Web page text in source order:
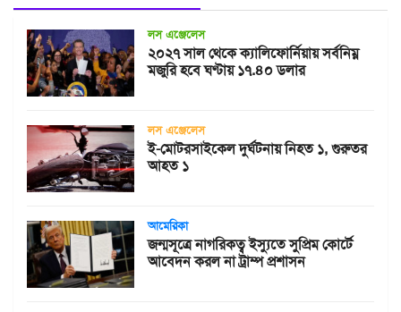
লস এঞ্জেলেস
২০২৭ সাল থেকে ক্যালিফোর্নিয়ায় সর্বনিম্ন
মজুরি হবে ঘণ্টায় ১৭.৪০ ডলার
লস এঞ্জেলেস
ই-মোটরসাইকেল দুর্ঘটনায় নিহত ১, গুরুতর
আহত ১
আমেরিকা
জন্মসূত্রে নাগরিকত্ব ইস্যুতে সুপ্রিম কোর্টে
আবেদন করল না ট্রাম্প প্রশাসন